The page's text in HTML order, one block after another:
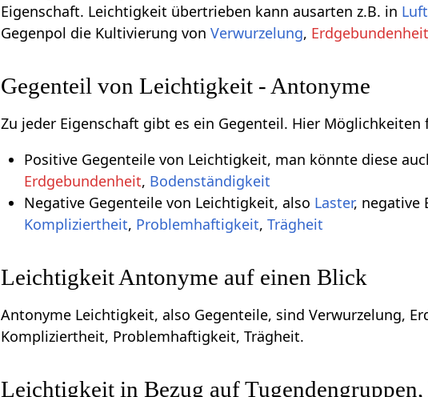
Eigenschaft. Leichtigkeit übertrieben kann ausarten z.B. in
Gegenpol die Kultivierung vonVerwurzelung, Erdgebundenheit
Gegenteil von Leichtigkeit - Antonyme
Zu jeder Eigenschaft gibt es ein Gegenteil. Hier
Positive Gegenteile von Leichtigkeit, man könnte diese
Erdgebundenheit, Bodenständigkeit
Negative Gegenteile von Leichtigkeit, also Laster, negative
Kompliziertheit, Problemhaftigkeit,Trägheit
Leichtigkeit Antonyme auf einen Blick
Antonyme Leichtigkeit, also Gegenteile, sind Verwurzelung,
Kompliziertheit, Problemhaftigkeit, Trägheit.
Leichtigkeit in Bezug auf